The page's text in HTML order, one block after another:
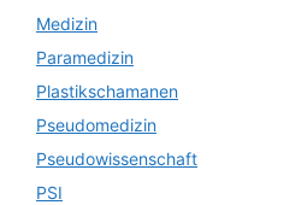
Medizin
Paramedizin
Plastikschamanen
Pseudomedizin
Pseudowissenschaft
PSI